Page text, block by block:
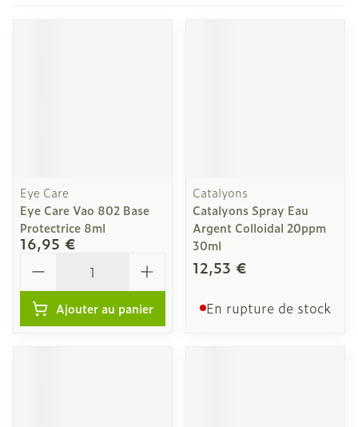
Eye Care
Eye Care Vao 802 Base
Protectrice 8ml
16,95 €
Ajouter au panier
Catalyons
Catalyons Spray Eau
Argent Colloidal 20ppm
30ml
12,53 €
En rupture de stock